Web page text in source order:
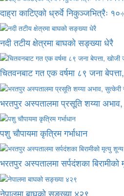
दाह्रा काटिएको ध्रुर्वे निकुञ्जभित्रैः
नदी तटीय क्षेत्रमा बाघको सङ्ख्या धेरै
चितवनबाट गत एक वर्षमा ८९ जना
भरतपुर अस्पतालमा प्रसूति शय्या अभाव,
पशु चौपायमा कृत्रिम गर्भाधान
भरतपुर अस्पतालमा सर्पदंशका बिरामीको
नेपालमा बाघको सङ्ख्या ४२९